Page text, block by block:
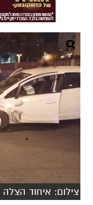
צילום: איחוד הצלה